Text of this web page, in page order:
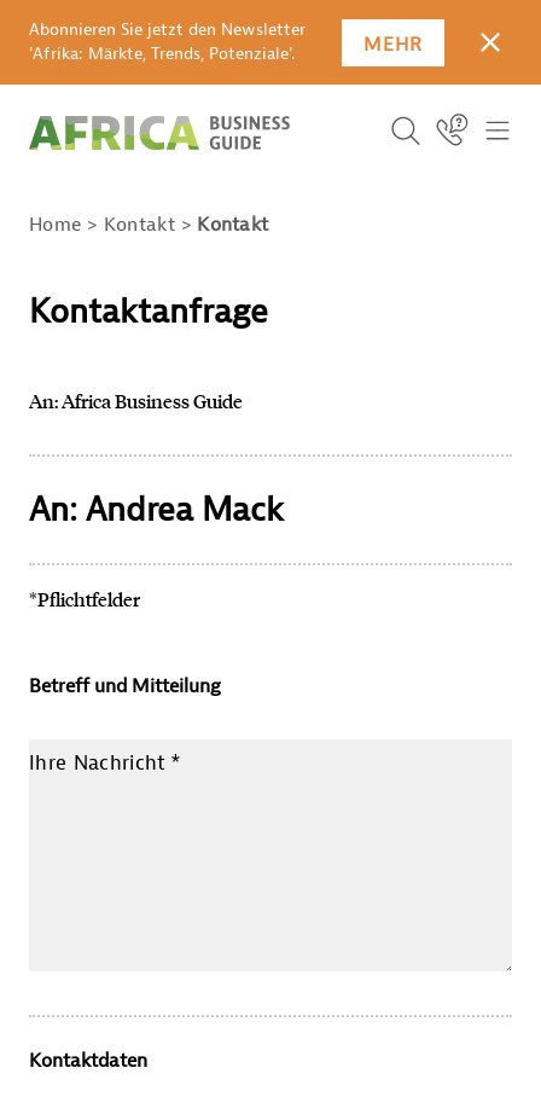
Abonnieren Sie jetzt den Newsletter
'Afrika: Märkte, Trends, Potenziale'.
MEHR
ICON
Suchbegriff
SUCHEN
Icon Link
Home Kontakt Kontakt
Kontaktanfrage
An: Africa Business Guide
An: Andrea Mack
*Pflichtfelder
Betreff und Mitteilung
Ihre Nachricht *
Kontaktdaten